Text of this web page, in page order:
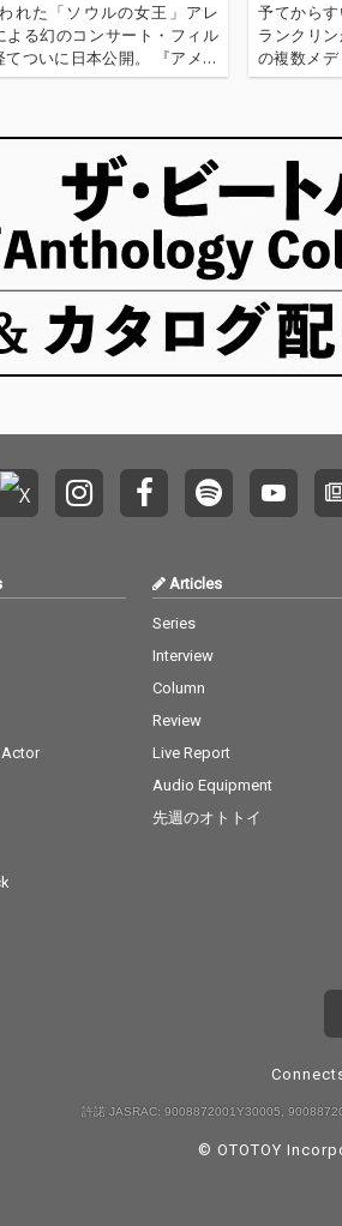
れた「ソウルの女王」アレ
よる幻のコンサート・フィル
ついに日本公開。 『アメイ
レサ・フランクリン』が5月
予てから
ランクリ
の複数メ
態と報じ
Articles
Series
Interview
Column
Review
Live Report
Audio Equipment
先週のオトトイ
許諾 JASRAC: 9008872001Y30005,
© OTOTOY